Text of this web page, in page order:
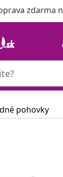
zdarma
pohovky